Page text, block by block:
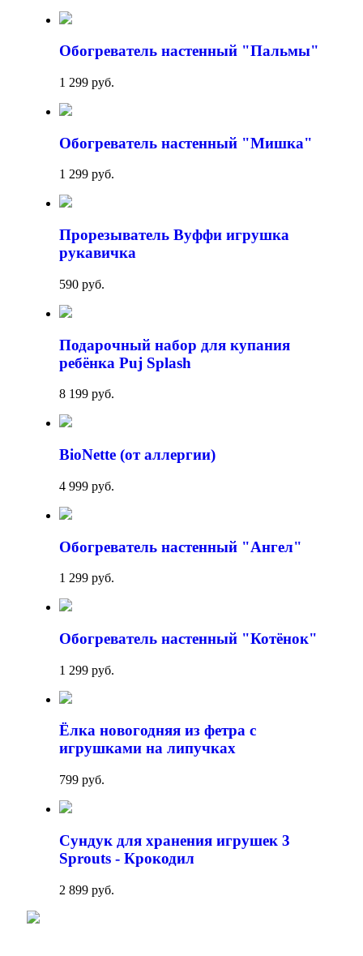
Обогреватель настенный "Пальмы"
1 299 руб.
Обогреватель настенный "Мишка"
1 299 руб.
Прорезыватель Вуффи игрушка
рукавичка
590 руб.
Подарочный набор для купания
ребёнка Puj Splash
8 199 руб.
BioNette (от аллергии)
4 999 руб.
Обогреватель настенный "Ангел"
1 299 руб.
Обогреватель настенный "Котёнок"
1 299 руб.
Ёлка новогодняя из фетра с
игрушками на липучках
799 руб.
Сундук для хранения игрушек 3
Sprouts - Крокодил
2 899 руб.